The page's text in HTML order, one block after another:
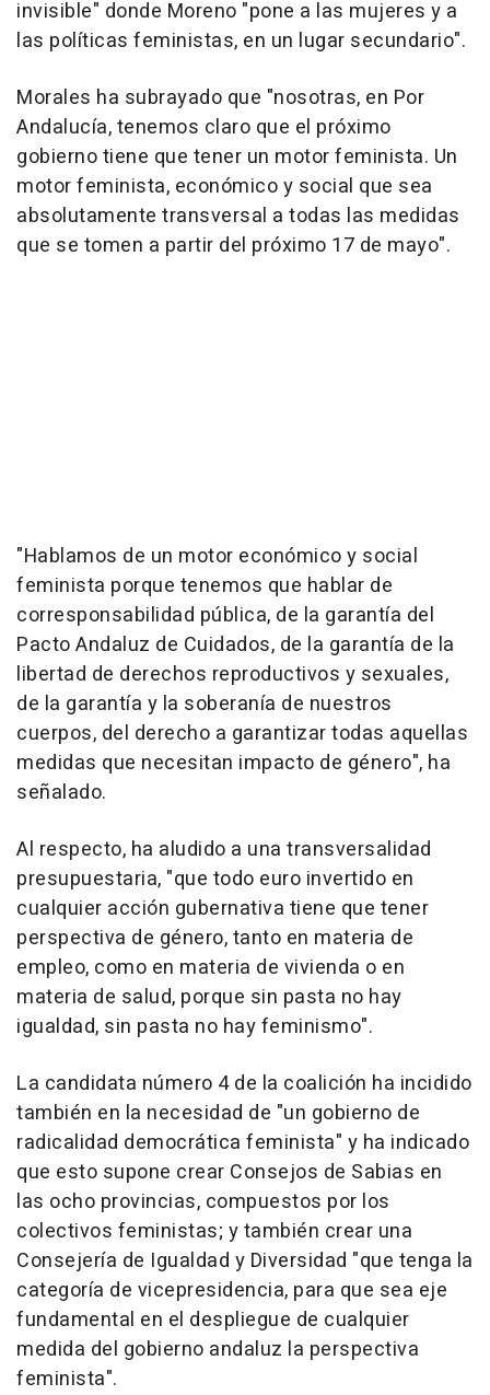
invisible" donde Moreno "pone a las mujeres y a
las políticas feministas, en un lugar secundario".
Morales ha subrayado que "nosotras, en Por
Andalucía, tenemos claro que el próximo
gobierno tiene que tener un motor feminista. Un
motor feminista, económico y social que sea
absolutamente transversal a todas las medidas
que se tomen a partir del próximo 17 de mayo".
"Hablamos de un motor económico y social
feminista porque tenemos que hablar de
corresponsabilidad pública, de la garantía del
Pacto Andaluz de Cuidados, de la garantía de la
libertad de derechos reproductivos y sexuales,
de la garantía y la soberanía de nuestros
cuerpos, del derecho a garantizar todas aquellas
medidas que necesitan impacto de género", ha
señalado.
Al respecto, ha aludido a una transversalidad
presupuestaria, "que todo euro invertido en
cualquier acción gubernativa tiene que tener
perspectiva de género, tanto en materia de
empleo, como en materia de vivienda o en
materia de salud, porque sin pasta no hay
igualdad, sin pasta no hay feminismo".
La candidata número 4 de la coalición ha incidido
también en la necesidad de "un gobierno de
radicalidad democrática feminista" y ha indicado
que esto supone crear Consejos de Sabias en
las ocho provincias, compuestos por los
colectivos feministas; y también crear una
Consejería de Igualdad y Diversidad "que tenga la
categoría de vicepresidencia, para que sea eje
fundamental en el despliegue de cualquier
medida del gobierno andaluz la perspectiva
feminista".